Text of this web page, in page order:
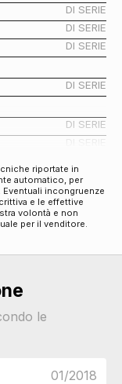
DI SERIE
DI SERIE
DI SERIE
DI SERIE
DI SERIE
DI SERIE
DI SERIE
DI SERIE
riportate in
automatico, per
incongruenze
e le effettive
volontà e non
per il venditore.
le
01/2018